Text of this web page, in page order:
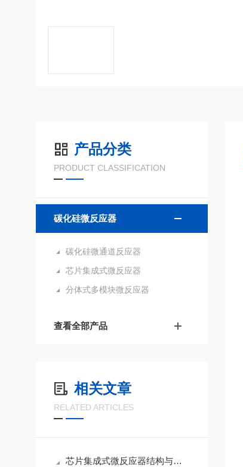
产品分类
PRODUCT CLASSIFICATION
碳化硅微反应器
碳化硅微通道反应器
芯片集成式微反应器
分体式多模块微反应器
查看全部产品
相关文章
RELATED ARTICLES
芯片集成式微反应器结构与反应原理